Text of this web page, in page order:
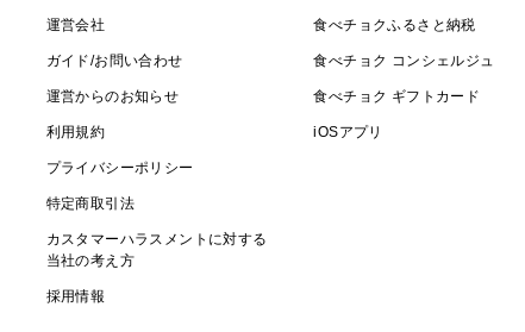
運営会社
ガイド/お問い合わせ
運営からのお知らせ
利用規約
プライバシーポリシー
特定商取引法
カスタマーハラスメントに対する
当社の考え方
採用情報
食べチョクふるさと納税
食べチョク コンシェルジュ
食べチョク ギフトカード
iOSアプリ